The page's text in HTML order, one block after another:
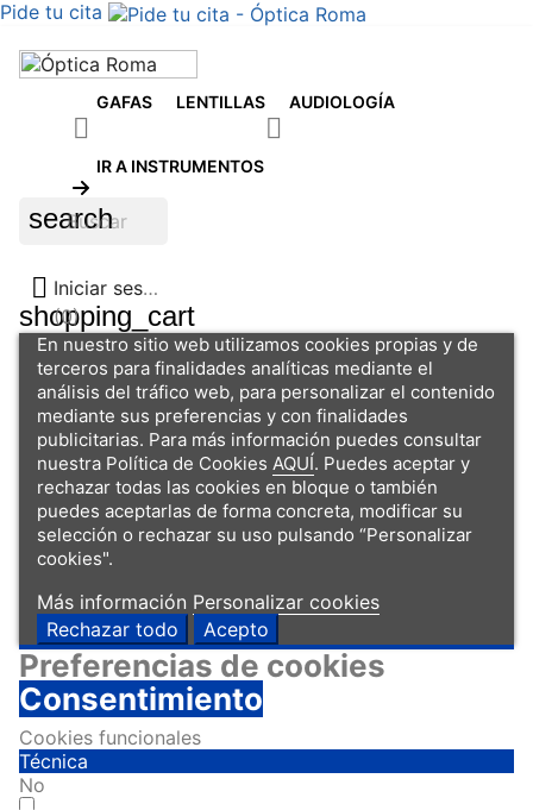
Pide tu cita
GAFAS

LENTILLAS AUDIOLOGÍA

IR A INSTRUMENTOS
search
 Iniciar sesión
shopping_cart
(0)
En nuestro sitio web utilizamos cookies propias y de
terceros para finalidades analíticas mediante el
análisis del tráfico web, para personalizar el contenido
mediante sus preferencias y con finalidades
publicitarias. Para más información puedes consultar
nuestra Política de Cookies AQUÍ. Puedes aceptar y
rechazar todas las cookies en bloque o también
puedes aceptarlas de forma concreta, modificar su
selección o rechazar su uso pulsando “Personalizar
cookies".
Más información Personalizar cookies
Rechazar todo
Acepto
Preferencias de cookies
Consentimiento
Cookies funcionales
Técnica
No